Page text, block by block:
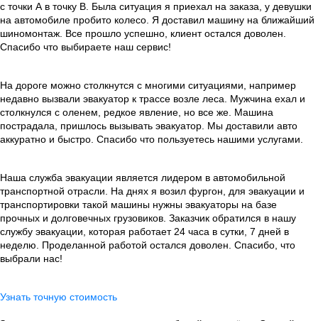
с точки А в точку В. Была ситуация я приехал на заказа, у девушки
на автомобиле пробито колесо. Я доставил машину на ближайший
шиномонтаж. Все прошло успешно, клиент остался доволен.
Спасибо что выбираете наш сервис!
На дороге можно столкнутся с многими ситуациями, например
недавно вызвали эвакуатор к трассе возле леса. Мужчина ехал и
столкнулся с оленем, редкое явление, но все же. Машина
пострадала, пришлось вызывать эвакуатор. Мы доставили авто
аккуратно и быстро. Спасибо что пользуетесь нашими услугами.
Наша служба эвакуации является лидером в автомобильной
транспортной отрасли. На днях я возил фургон, для эвакуации и
транспортировки такой машины нужны эвакуаторы на базе
прочных и долговечных грузовиков. Заказчик обратился в нашу
службу эвакуации, которая работает 24 часа в сутки, 7 дней в
неделю. Проделанной работой остался доволен. Спасибо, что
выбрали нас!
Узнать точную стоимость